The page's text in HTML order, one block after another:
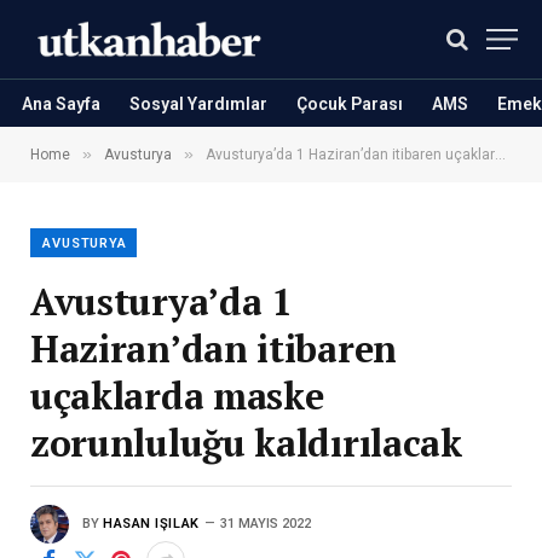
Ana Sayfa Sosyal Yardımlar Çocuk Parası AMS
Home » Avusturya » Avusturya’da 1 Haziran’dan itibaren uçaklarda maske zorunluluğu kaldırılacak
AVUSTURYA
Avusturya’da 1
Haziran’dan itibaren
uçaklarda maske
zorunluluğu kaldırılacak
BY HASAN IŞILAK 31 MAYIS 2022